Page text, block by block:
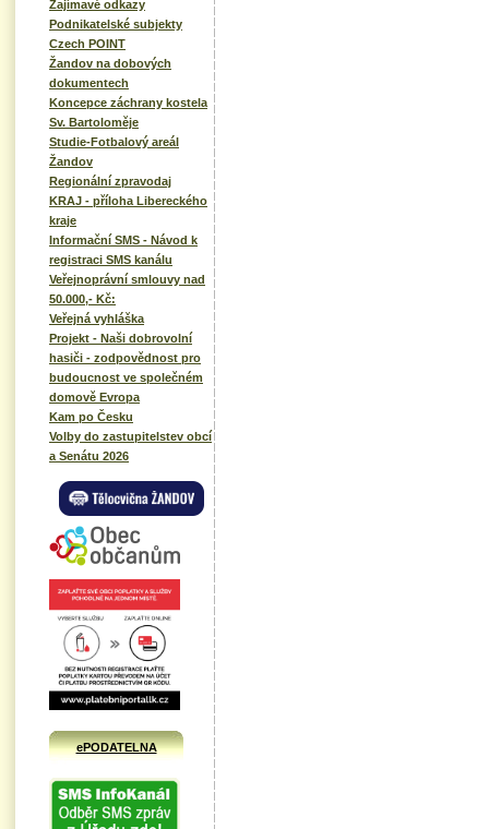
Zajímavé odkazy
Podnikatelské subjekty
Czech POINT
Žandov na dobových
dokumentech
Koncepce záchrany kostela
Sv. Bartoloměje
Studie-Fotbalový areál
Žandov
Regionální zpravodaj
KRAJ - příloha Libereckého
kraje
Informační SMS - Návod k
registraci SMS kanálu
Veřejnoprávní smlouvy nad
50.000,- Kč:
Veřejná vyhláška
Projekt - Naši dobrovolní
hasiči - zodpovědnost pro
budoucnost ve společném
domově Evropa
Kam po Česku
Volby do zastupitelstev obcí
a Senátu 2026
ePODATELNA